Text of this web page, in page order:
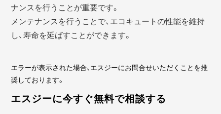
ナンスを行うことが重要です。
メンテナンスを行うことで、エコキュートの性能を維持
し、寿命を延ばすことができます。
エラーが表示された場合、エスジーにお問合せいただくことを推
奨しております。
エスジーに今すぐ無料で相談する